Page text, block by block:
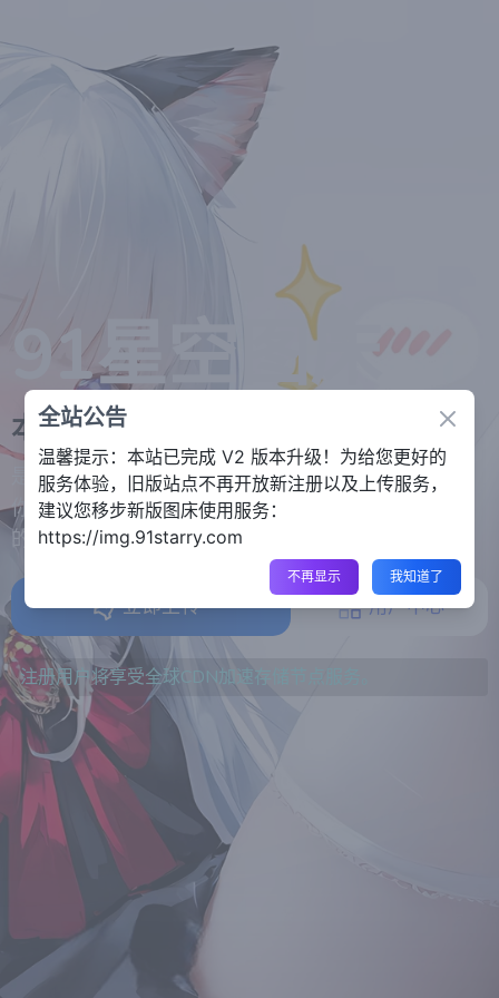
91星空图床
本站已托管
是一款速度快、不打扰、够安全、易于分享的图床，
你可以在这里存储、管理和探索内容，尽情打造丰富
的数字世界。
立即上传 用户中心
注册用户将享受全球CDN加速存储节点服务。
全站公告 Close
温馨提示：本站已完成 V2 版本升级！为给您更好的
服务体验，旧版站点不再开放新注册以及上传服务，
建议您移步新版图床使用服务：
https://img.91starry.com
不再显示 我知道了